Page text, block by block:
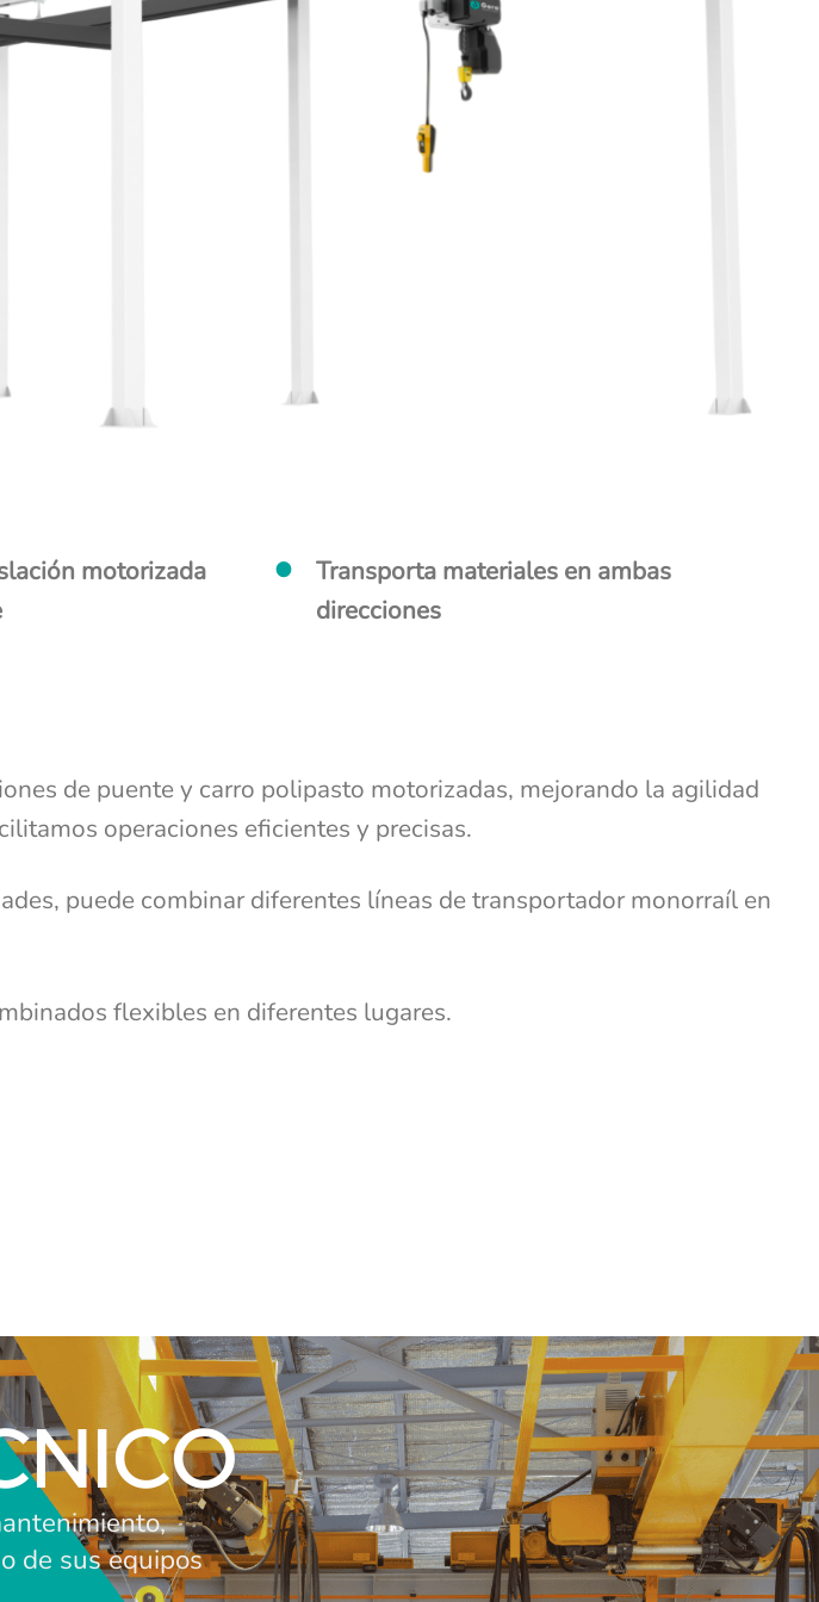
motorizada
Transporta materiales en ambas
direcciones
de puente y carro polipasto motorizadas, mejorando la agilidad
operaciones eficientes y precisas.
puede combinar diferentes líneas de transportador monorraíl en
flexibles en diferentes lugares.
de sus equipos